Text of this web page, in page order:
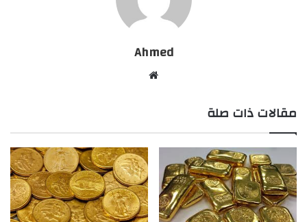
Ahmed
مقالات ذات صلة